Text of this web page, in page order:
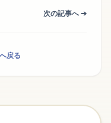
次の記事へ ➔
戻る